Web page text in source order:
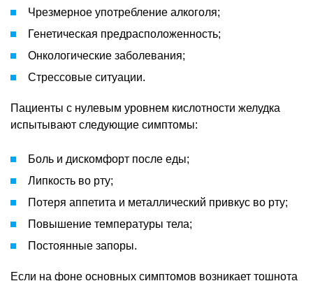
Чрезмерное употребление алкоголя;
Генетическая предрасположенность;
Онкологические заболевания;
Стрессовые ситуации.
Пациенты с нулевым уровнем кислотности желудка
испытывают следующие симптомы:
Боль и дискомфорт после еды;
Липкость во рту;
Потеря аппетита и металлический привкус во рту;
Повышение температуры тела;
Постоянные запоры.
Если на фоне основных симптомов возникает тошнота